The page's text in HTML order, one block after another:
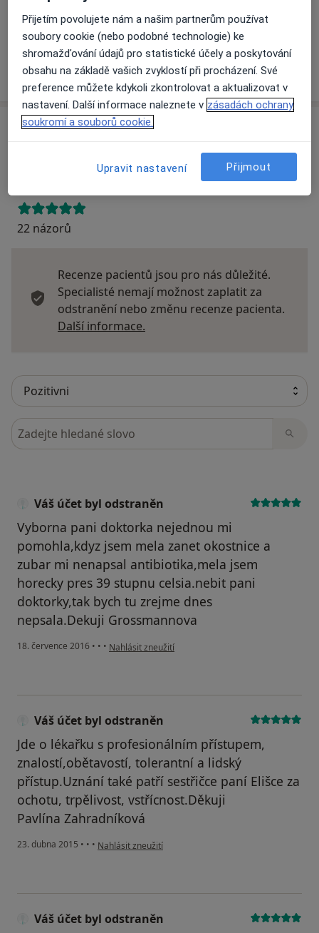
Na teto adrese lékař přijímá pacienty na pojišťovnu
Detaily
Víceo adrese
Názory
Přidejte svůj názor
22 názorů
Recenze pacientů jsou pro nás důležité.
Specialisté nemají možnost zaplatit za
odstranění nebo změnu recenze pacienta.
Další informace.
Hledejte v názorech
Váš účet byl odstraněn
Vyborna pani doktorka nejednou mi
pomohla,kdyz jsem mela zanet okostnice a
zubar mi nenapsal antibiotika,mela jsem
horecky pres 39 stupnu celsia.nebit pani
doktorky,tak bych tu zrejme dnes
nepsala.Dekuji Grossmannova
18. července 2016 • • • podle názoru uživatele Váš účet byl odstraněn
Nahlásit zneužití
Váš účet byl odstraněn
Jde o lékařku s profesionálním přístupem,
znalostí,obětavostí, tolerantní a lidský
přístup.Uznání také patří sestřičce paní Elišce za
ochotu, trpělivost, vstřícnost.Děkuji
Pavlína Zahradníková
23. dubna 2015 • • • podle názoru uživatele Váš účet byl odstraněn
Nahlásit zneužití
Váš účet byl odstraněn
Přijetím povolujete nám a našim partnerům používat
soubory cookie (nebo podobné technologie) ke
shromažďování údajů pro statistické účely a poskytování
obsahu na základě vašich zvyklostí při procházení. Své
preference můžete kdykoli zkontrolovat a aktualizovat v
nastavení. Další informace naleznete v zásadách ochrany
soukromí a souborů cookie.
Upravit nastavení Přijmout